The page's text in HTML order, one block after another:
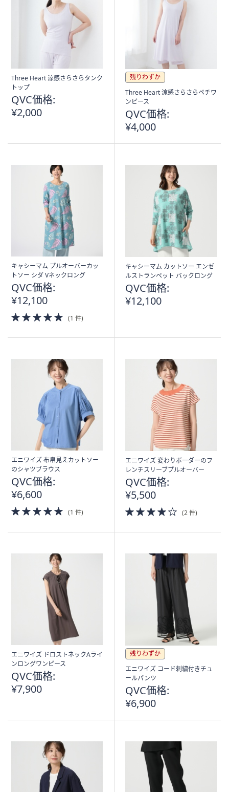
Three Heart 涼感さらさらタンク
トップ
QVC価格:
¥2,000
残りわずか
Three Heart 涼感さらさらペチワ
ンピース
QVC価格:
¥4,000
キャシーマム プルオーバーカッ
トソー シダ Vネックロング
QVC価格:
¥12,100
5.0
of
(1 件)
キャシーマム カットソー エンゼ
ルストランペット バックロング
QVC価格:
¥12,100
エニワイズ 布帛見えカットソー
のシャツブラウス
QVC価格:
¥6,600
5.0
of
(1 件)
エニワイズ 変わりボーダーのフ
レンチスリーブプルオーバー
QVC価格:
¥5,500
4.0
of
(2 件)
エニワイズ ドロストネックAライ
ンロングワンピース
QVC価格:
¥7,900
残りわずか
エニワイズ コード刺繍付きチュ
ールパンツ
QVC価格:
¥6,900